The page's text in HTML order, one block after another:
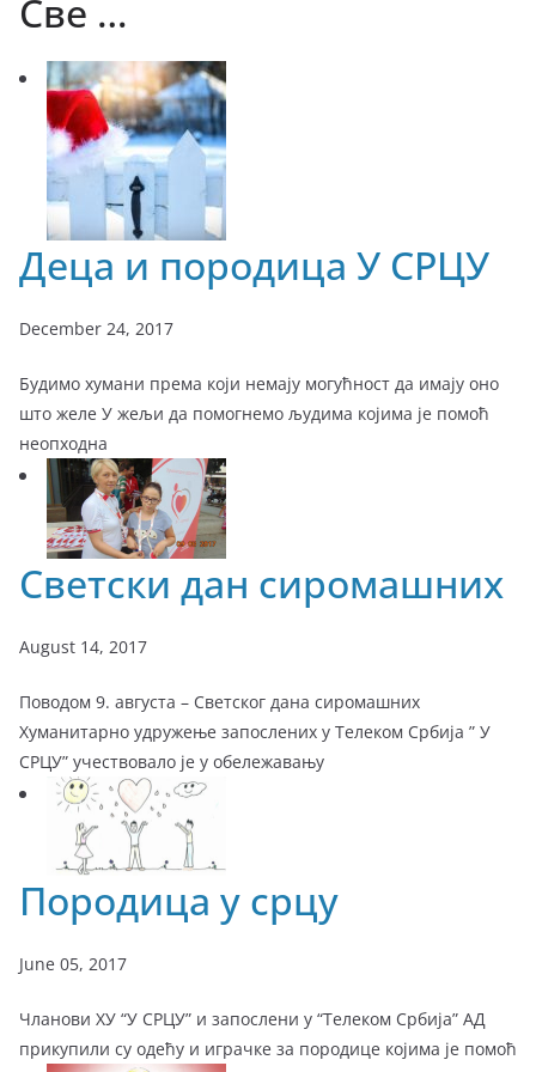
Све …
Деца и породица У СРЦУ
December 24, 2017
Будимо хумани према који немају могућност да имају оно
што желе У жељи да помогнемо људима којима је помоћ
неопходна
Светски дан сиромашних
August 14, 2017
Поводом 9. августа – Светског дана сиромашних
Хуманитарно удружење запослених у Телеком Србија ” У
СРЦУ” учествовало је у обележавању
Породица у срцу
June 05, 2017
Чланови ХУ “У СРЦУ” и запослени у “Телеком Србија” АД
прикупили су одећу и играчке за породице којима је помоћ